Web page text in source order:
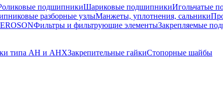
подшипникиШариковые подшипникиИгольчатые
разборные узлыМанжеты, уплотнения, сальники
Фильтры и фильтрующие элементыЗакрепляемые
типа AH и AHXЗакрепительные гайкиСтопорные шайбы